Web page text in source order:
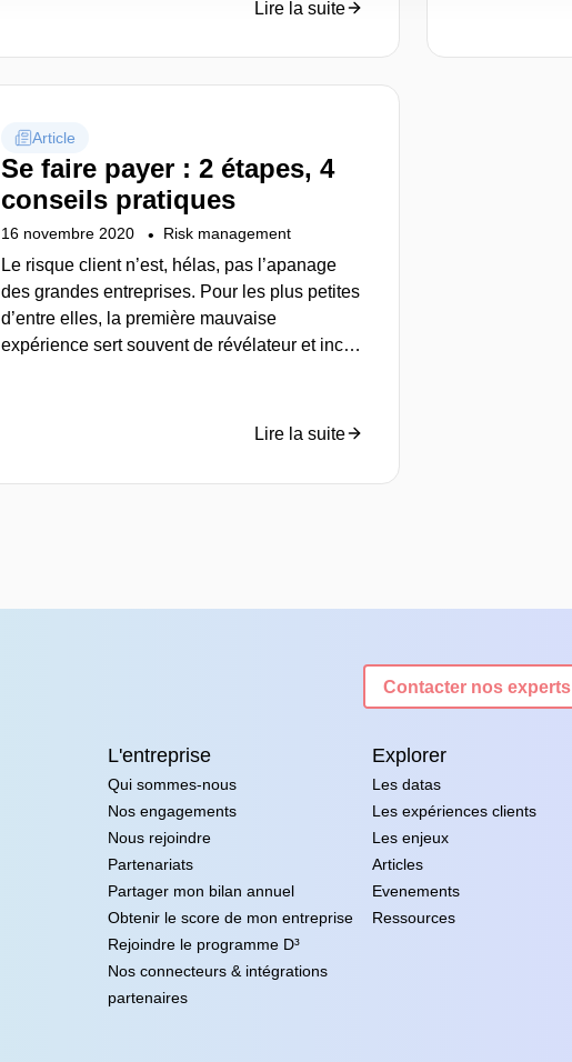
Lire la suite
Article
Se faire payer : 2 étapes, 4
conseils pratiques
16 novembre 2020 Risk management
Le risque client n’est, hélas, pas l’apanage
des grandes entreprises. Pour les plus petites
d’entre elles, la première mauvaise
expérience sert souvent de révélateur et incite
important – et possible – d’avancerLire la suite
Contacter nos experts
L'entreprise
Qui sommes-nous
Nos engagements
Nous rejoindre
Partenariats
Partager mon bilan annuel
Obtenir le score de mon entreprise
Rejoindre le programme D³
Nos connecteurs & intégrations
partenaires
Explorer
Les datas
Les expériences clients
Les enjeux
Articles
Evenements
Ressources